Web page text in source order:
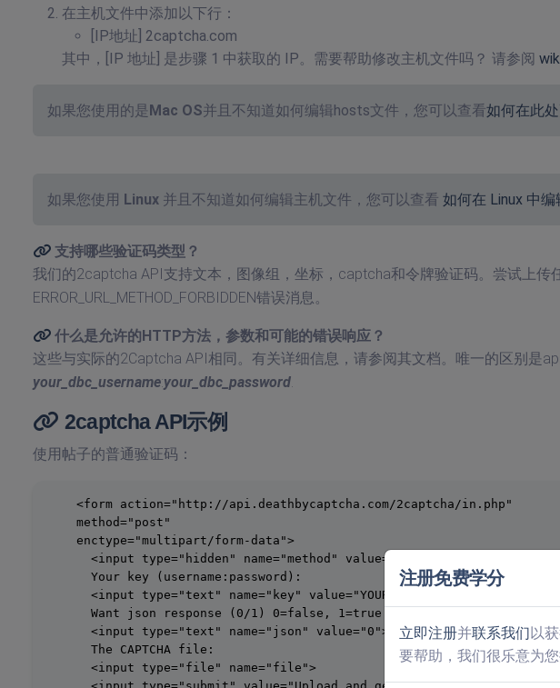
在主机文件中添加以下行：
[IP地址] 2captcha.com
其中，[IP 地址] 是步骤 1 中获取的 IP。需要帮助修改主机文件吗？ 请参阅
如果您使用的是Mac OS并且不知道如何编辑hosts文件，您可以查看如何在此
如果您使用 Linux 并且不知道如何编辑主机文件，您可以查看 如何在 Linux 中
支持哪些验证码类型？
我们的2captcha API支持文本，图像组，坐标，captcha和令牌验证码。尝试上传
ERROR_URL_METHOD_FORBIDDEN错误消息。
什么是允许的HTTP方法，参数和可能的错误响应？
这些与实际的2Captcha API相同。有关详细信息，请参阅其文档。唯一的区别是
your_dbc_username:your_dbc_password.
2captcha API示例
使用帖子的普通验证码：
    <form action="http://api.deathbycaptcha.com/2captcha/in.php"
    method="post"
    enctype="multipart/form-data">
      <input type="hidden" name="method" value="post">
      Your key (username:password):
      <input type="text" name="key" value="YOUR_APIKEY">
      Want json response (0/1) 0=false, 1=true:
      <input type="text" name="json" value="0">
      The CAPTCHA file:
      <input type="file" name="file">
注册免费学分
立即注册并联系我们以
要帮助，我们很乐意为